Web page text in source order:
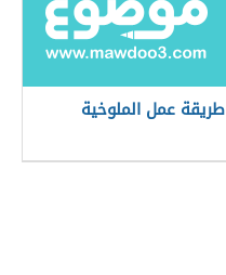
طريقة عمل الملوخية